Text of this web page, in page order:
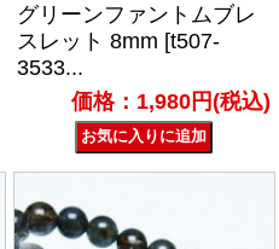
グリーンファントムブレ
スレット 8mm [t507-
3533...
価格：1,980円(税込)